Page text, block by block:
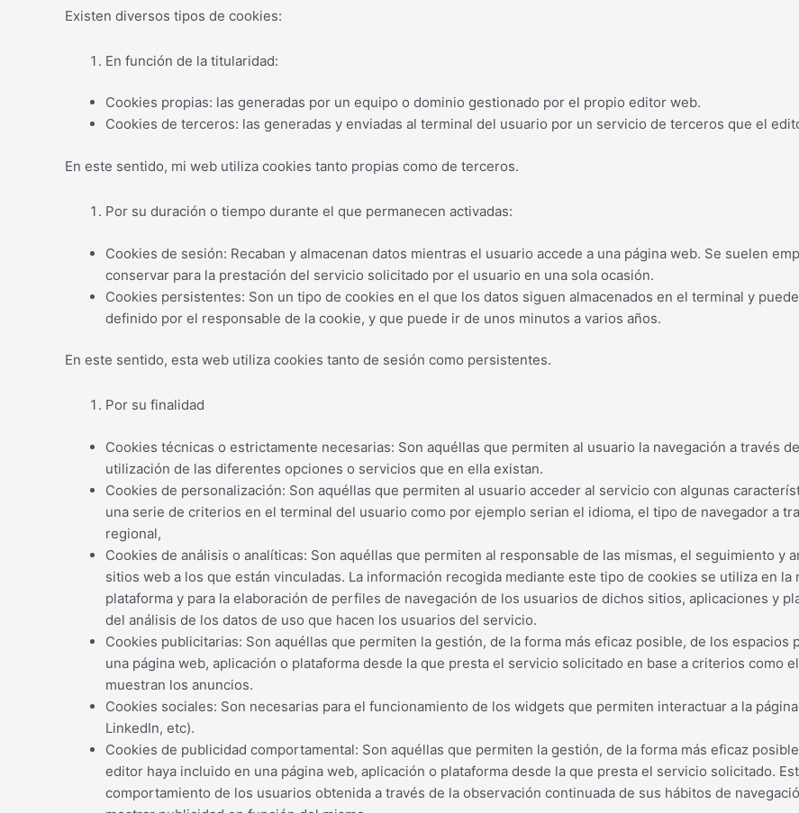
Existen diversos tipos de cookies:
En función de la titularidad:
Cookies propias: las generadas por un equipo o dominio gestionado por el propio editor web.
Cookies de terceros: las generadas y enviadas al terminal del usuario por un servicio de terceros que el
En este sentido, mi web utiliza cookies tanto propias como de terceros.
Por su duración o tiempo durante el que permanecen activadas:
Cookies de sesión: Recaban y almacenan datos mientras el usuario accede a una página web. Se suelen
conservar para la prestación del servicio solicitado por el usuario en una sola ocasión.
Cookies persistentes: Son un tipo de cookies en el que los datos siguen almacenados en el terminal y
definido por el responsable de la cookie, y que puede ir de unos minutos a varios años.
En este sentido, esta web utiliza cookies tanto de sesión como persistentes.
Por su finalidad
Cookies técnicas o estrictamente necesarias: Son aquéllas que permiten al usuario la navegación a través
utilización de las diferentes opciones o servicios que en ella existan.
Cookies de personalización: Son aquéllas que permiten al usuario acceder al servicio con algunas
una serie de criterios en el terminal del usuario como por ejemplo serian el idioma, el tipo de navegador a
regional,
Cookies de análisis o analíticas: Son aquéllas que permiten al responsable de las mismas, el seguimiento y
sitios web a los que están vinculadas. La información recogida mediante este tipo de cookies se utiliza en
plataforma y para la elaboración de perfiles de navegación de los usuarios de dichos sitios, aplicaciones y
del análisis de los datos de uso que hacen los usuarios del servicio.
Cookies publicitarias: Son aquéllas que permiten la gestión, de la forma más eficaz posible, de los
una página web, aplicación o plataforma desde la que presta el servicio solicitado en base a criterios como
muestran los anuncios.
Cookies sociales: Son necesarias para el funcionamiento de los widgets que permiten interactuar a la
LinkedIn, etc).
Cookies de publicidad comportamental: Son aquéllas que permiten la gestión, de la forma más eficaz
editor haya incluido en una página web, aplicación o plataforma desde la que presta el servicio solicitado.
comportamiento de los usuarios obtenida a través de la observación continuada de sus hábitos de